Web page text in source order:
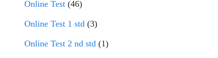
Online Test (46)
Online Test 1 std (3)
Online Test 2 nd std (1)